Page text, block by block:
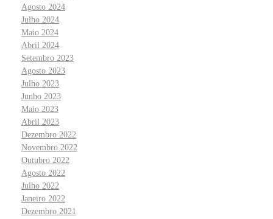
Agosto 2024
Julho 2024
Maio 2024
Abril 2024
Setembro 2023
Agosto 2023
Julho 2023
Junho 2023
Maio 2023
Abril 2023
Dezembro 2022
Novembro 2022
Outubro 2022
Agosto 2022
Julho 2022
Janeiro 2022
Dezembro 2021